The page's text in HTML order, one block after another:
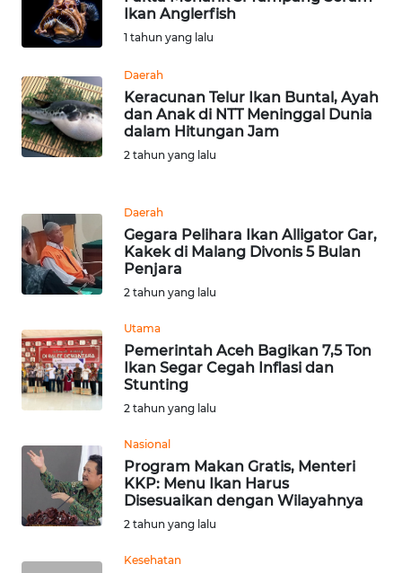
Ikan Anglerfish
1 tahun yang lalu
Daerah
Keracunan Telur Ikan Buntal, Ayah
dan Anak di NTT Meninggal Dunia
dalam Hitungan Jam
2 tahun yang lalu
Daerah
Gegara Pelihara Ikan Alligator Gar,
Kakek di Malang Divonis 5 Bulan
Penjara
2 tahun yang lalu
Utama
Pemerintah Aceh Bagikan 7,5 Ton
Ikan Segar Cegah Inflasi dan
Stunting
2 tahun yang lalu
Nasional
Program Makan Gratis, Menteri
KKP: Menu Ikan Harus
Disesuaikan dengan Wilayahnya
2 tahun yang lalu
Kesehatan
WN
JAKARTA
WN
JABAR
WN
WN
NTT
WN
PAPUA
PAPUA
BARAT
WN
RIAU